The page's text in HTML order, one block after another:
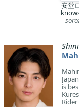
安堂
is